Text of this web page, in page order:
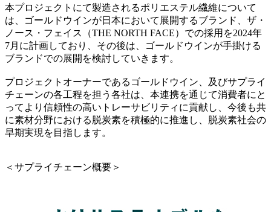
本プロジェクトにて製造されるポリエステル繊維について
は、ゴールドウインが日本において展開するブランド、ザ・
ノース・フェイス（THE NORTH FACE）での採用を2024年
7月に計画しており、その後は、ゴールドウインが手掛ける
ブランドでの展開を検討していきます。
プロジェクトオーナーであるゴールドウイン、及びサプライ
チェーンの各工程を担う各社は、本連携を通じて消費者にと
ってより信頼性の高いトレーサビリティに貢献し、今後も共
に素材分野における脱炭素を積極的に推進し、脱炭素社会の
早期実現を目指します。
＜サプライチェーン概要＞